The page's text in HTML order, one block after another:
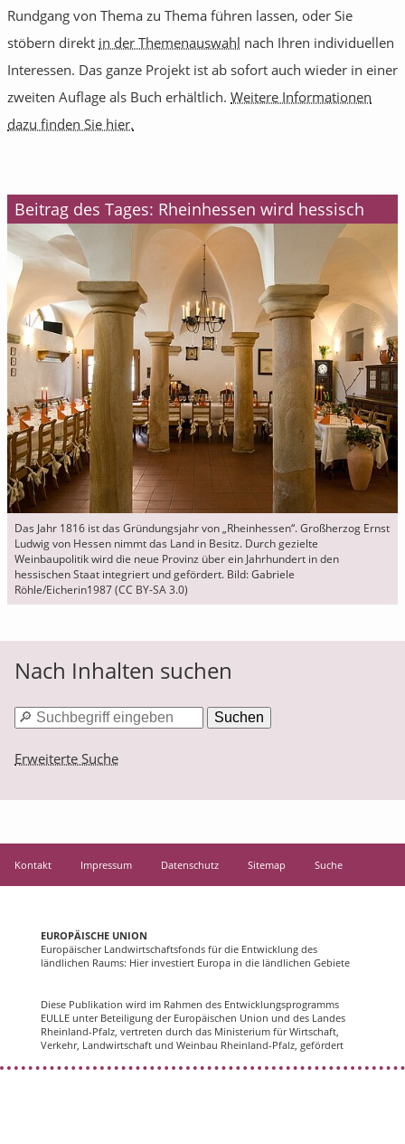
Rundgang von Thema zu Thema führen lassen, oder Sie
stöbern direkt in der Themenauswahl nach Ihren individuellen
Interessen. Das ganze Projekt ist ab sofort auch wieder in einer
zweiten Auflage als Buch erhältlich. Weitere Informationen
dazu finden Sie hier.
Beitrag des Tages: Rheinhessen wird hessisch
Das Jahr 1816 ist das Gründungsjahr von „Rheinhessen“. Großherzog Ernst
Ludwig von Hessen nimmt das Land in Besitz. Durch gezielte
Weinbaupolitik wird die neue Provinz über ein Jahrhundert in den
hessischen Staat integriert und gefördert. Bild: Gabriele
Röhle/Eicherin1987 (CC BY-SA 3.0)
Nach Inhalten suchen
Erweiterte Suche
Kontakt Impressum Datenschutz Sitemap Suche
EUROPÄISCHE UNION
Europäischer Landwirtschaftsfonds für die Entwicklung des
ländlichen Raums: Hier investiert Europa in die ländlichen Gebiete
Diese Publikation wird im Rahmen des Entwicklungsprogramms
EULLE unter Beteiligung der Europäischen Union und des Landes
Rheinland-Pfalz, vertreten durch das Ministerium für Wirtschaft,
Verkehr, Landwirtschaft und Weinbau Rheinland-Pfalz, gefördert